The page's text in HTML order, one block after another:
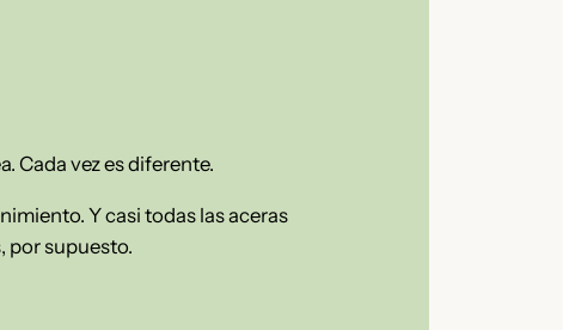
Cada vez es diferente.
Y casi todas las aceras
por supuesto.